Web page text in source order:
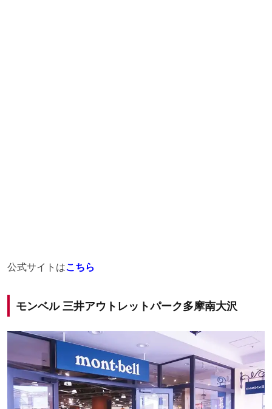
公式サイトはこちら
モンベル 三井アウトレットパーク多摩南大沢